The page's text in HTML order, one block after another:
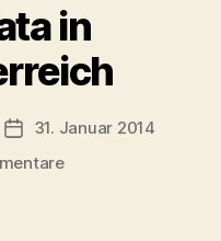
in
Veröffentlichungsdatum
31. Januar 2014
zu